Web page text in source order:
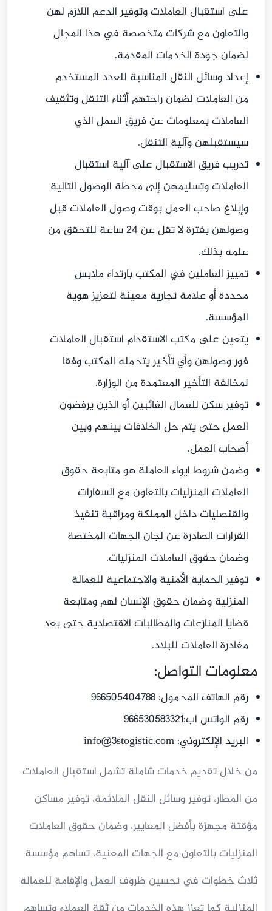
على استقبال العاملات وتوفير الدعم اللازم لهن
والتعاون مع شركات متخصصة في هذا المجال
لضمان جودة الخدمات المقدمة.
إعداد وسائل النقل المناسبة للعدد المستخدم
من العاملات لضمان راحتهم أثناء التنقل وتثقيف
العاملات بمعلومات عن فريق العمل الذي
سيستقبلهن وآلية التنقل.
تدريب فريق الاستقبال على آلية استقبال
العاملات وتسليمهن إلى محطة الوصول التالية
وإبلاغ صاحب العمل بوقت وصول العاملات قبل
وصولهن بفترة لا تقل عن 24 ساعة للتحقق من
علمه بذلك.
تمييز العاملين في المكتب بارتداء ملابس
محددة أو علامة تجارية معينة لتعزيز هوية
المؤسسة.
يتعين على مكتب الاستقدام استقبال العاملات
فور وصولهن وأي تأخير يتحمله المكتب وفقا
لمخالفة التأخير المعتمدة من الوزارة.
توفير سكن للعمال الغائبين أو الذين يرفضون
العمل حتى يتم حل الخلافات بينهم وبين
أصحاب العمل.
وضمن شروط ايواء العاملة هو متابعة حقوق
العاملات المنزليات بالتعاون مع السفارات
والقنصليات داخل المملكة ومراقبة تنفيذ
القرارات الصادرة عن لجان الجهات المختصة
وضمان حقوق العاملات المنزليات.
توفير الحماية الأمنية والاجتماعية للعمالة
المنزلية وضمان حقوق الإنسان لهم ومتابعة
قضايا المنازعات والمطالبات الاقتصادية حتى بعد
مغادرة العاملات للبلاد.
معلومات التواصل:
رقم الهاتف المحمول: 966505404788
رقم الواتس اب:966530583321
البريد الإلكتروني: info@3stogistic.com
من خلال تقديم خدمات شاملة تشمل استقبال العاملات
من المطار، توفير وسائل النقل الملائمة، توفير مساكن
مؤقتة مجهزة بأفضل المعايير، وضمان حقوق العاملات
المنزليات بالتعاون مع الجهات المعنية، تساهم مؤسسة
ثلاث خطوات في تحسين ظروف العمل والإقامة للعمالة